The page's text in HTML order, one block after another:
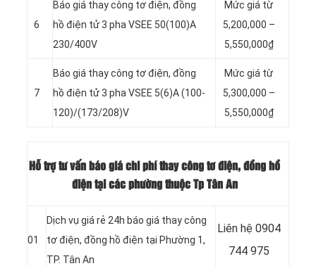
6
Báo giá thay công tơ điện, đồng
hồ điện tử 3 pha VSEE 50(100)A
230/400V
Mức giá từ
5,200,000 –
5,550,000₫
7
Báo giá thay công tơ điện, đồng
hồ điện tử 3 pha VSEE 5(6)A (100-
120)/(173/208)V
Mức giá từ
5,300,000 –
5,550,000₫
Hỗ trợ tư vấn báo giá chi phí thay công tơ điện, đồng hồ
điện tại các phường thuộc Tp Tân An
01
Dịch vụ giá rẻ 24h báo giá thay công
tơ điện, đồng hồ điện tại Phường 1,
TP. Tân An
Liên hệ 0904
744 975